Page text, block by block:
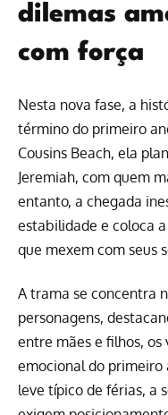
dilemas
com força
Nesta nova fase, a
término do primeiro
Cousins Beach, ela
Jeremiah, com quem
entanto, a chegada
estabilidade e coloca
que mexem com seus
A trama se concentra
personagens,
entre mães e filhos, os
emocional do primeiro
leve típico de férias, a